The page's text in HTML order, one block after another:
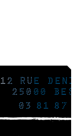
12 RUE
25000
03 81 87